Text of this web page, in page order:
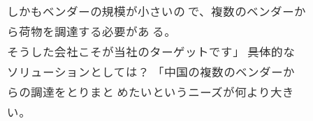
しかもベンダーの規模が小さいの で、複数のベンダーか
ら荷物を調達する必要があ る。
そうした会社こそが当社のターゲットです」 ――具体的な
ソリューションとしては？ 「中国の複数のベンダーか
らの調達をとりまと めたいというニーズが何より大き
い。